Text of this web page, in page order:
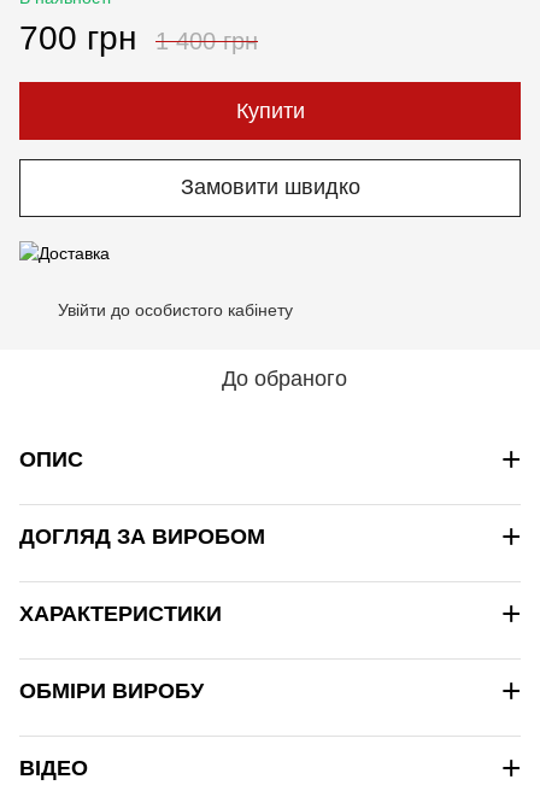
700 грн 1 400 грн
Купити
Замовити швидко
Увійти до особистого кабінету
До обраного
ОПИС +
ДОГЛЯД ЗА ВИРОБОМ +
ХАРАКТЕРИСТИКИ +
ОБМІРИ ВИРОБУ +
ВІДЕО +